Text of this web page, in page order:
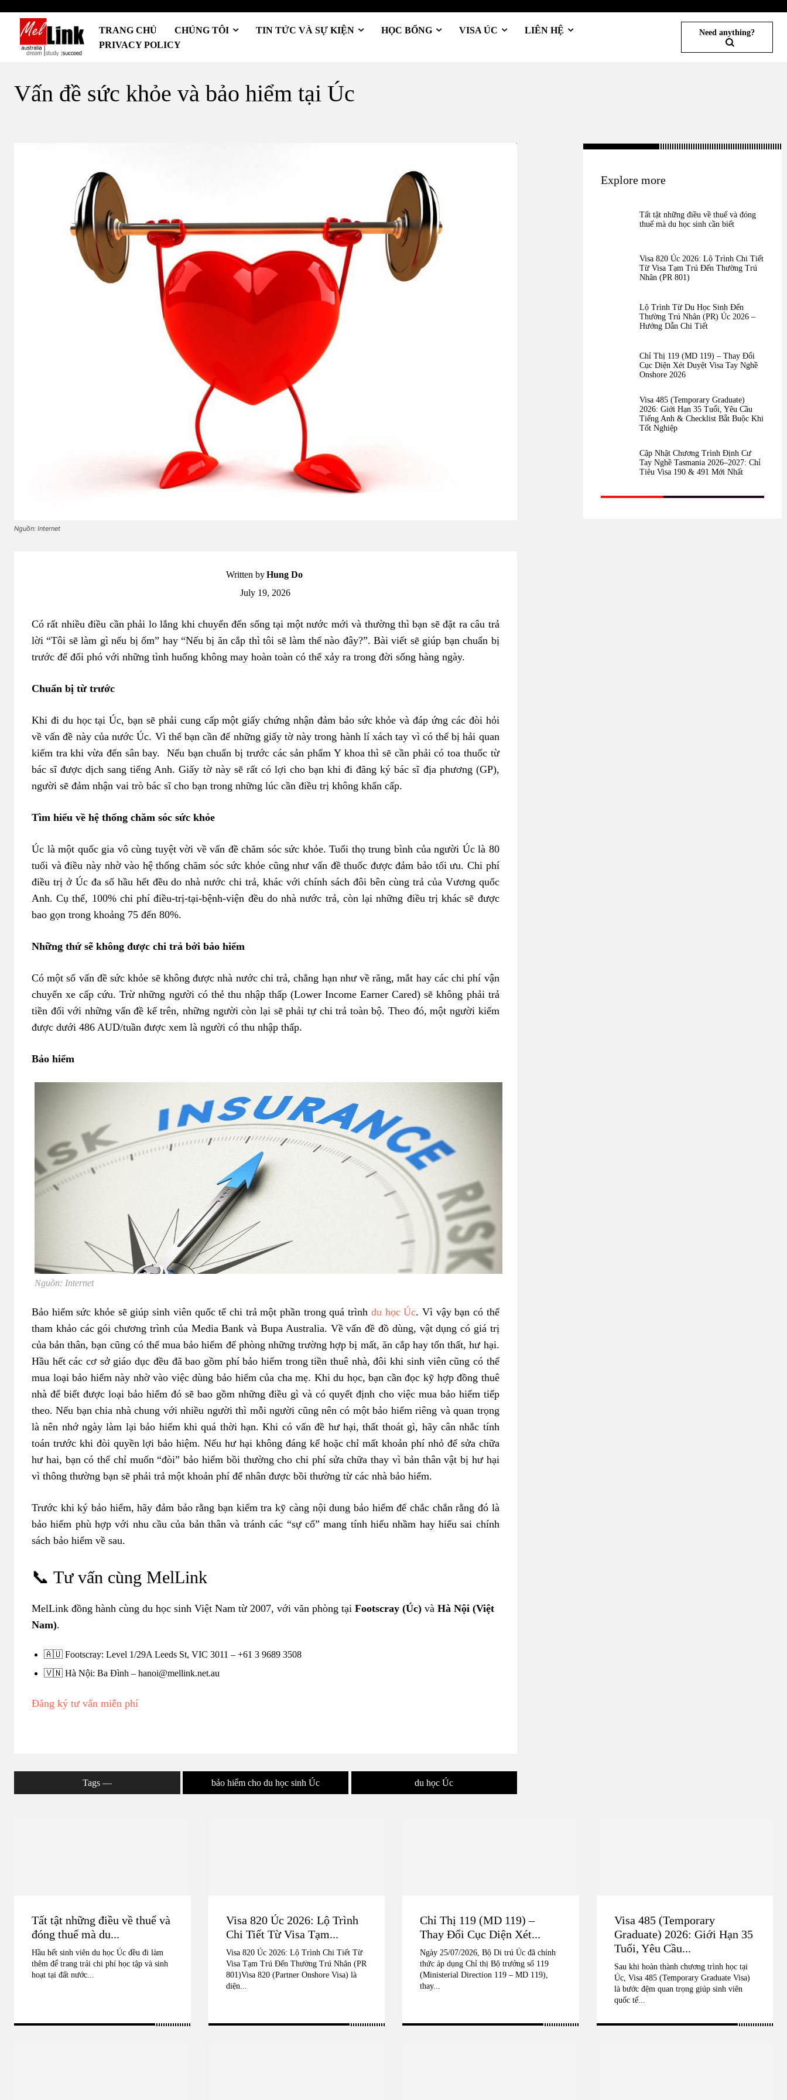
TRANG CHỦ CHÚNG TÔI TIN TỨC VÀ SỰ KIỆN HỌC BỔNG VISA ÚC
LIÊN HỆ
PRIVACY POLICY
Need anything?
Vấn đề sức khỏe và bảo hiểm tại Úc
Nguồn: Internet
Written byHung Do
July 19, 2026
Có rất nhiều điều cần phải lo lắng khi chuyển đến sống tại một nước mới và thường thì bạn sẽ đặt ra câu trả
lời “Tôi sẽ làm gì nếu bị ốm” hay “Nếu bị ăn cắp thì tôi sẽ làm thế nào đây?”. Bài viết sẽ giúp bạn chuẩn bị
trước để đối phó với những tình huống không may hoàn toàn có thể xảy ra trong đời sống hàng ngày.
Chuẩn bị từ trước
Khi đi du học tại Úc, bạn sẽ phải cung cấp một giấy chứng nhận đảm bảo sức khỏe và đáp ứng các đòi hỏi
về vấn đề này của nước Úc. Vì thế bạn cần để những giấy tờ này trong hành lí xách tay vì có thể bị hải quan
kiểm tra khi vừa đến sân bay. Nếu bạn chuẩn bị trước các sản phẩm Y khoa thì sẽ cần phải có toa thuốc từ
bác sĩ được dịch sang tiếng Anh. Giấy tờ này sẽ rất có lợi cho bạn khi đi đăng ký bác sĩ địa phương (GP),
người sẽ đảm nhận vai trò bác sĩ cho bạn trong những lúc cần điều trị không khẩn cấp.
Tìm hiểu về hệ thống chăm sóc sức khỏe
Úc là một quốc gia vô cùng tuyệt vời về vấn đề chăm sóc sức khỏe. Tuổi thọ trung bình của người Úc là 80
tuổi và điều này nhờ vào hệ thống chăm sóc sức khỏe cũng như vấn đề thuốc được đảm bảo tối ưu. Chi phí
điều trị ở Úc đa số hầu hết đều do nhà nước chi trả, khác với chính sách đôi bên cùng trả của Vương quốc
Anh. Cụ thể, 100% chi phí điều-trị-tại-bệnh-viện đều do nhà nước trả, còn lại những điều trị khác sẽ được
bao gọn trong khoảng 75 đến 80%.
Những thứ sẽ không được chi trả bởi bảo hiểm
Có một số vấn đề sức khỏe sẽ không được nhà nước chi trả, chẳng hạn như về răng, mắt hay các chi phí vận
chuyển xe cấp cứu. Trừ những người có thẻ thu nhập thấp (Lower Income Earner Cared) sẽ không phải trả
tiền đối với những vấn đề kể trên, những người còn lại sẽ phải tự chi trả toàn bộ. Theo đó, một người kiếm
được dưới 486 AUD/tuần được xem là người có thu nhập thấp.
Bảo hiểm
Nguồn: Internet
Bảo hiểm sức khỏe sẽ giúp sinh viên quốc tế chi trả một phần trong quá trình du học Úc. Vì vậy bạn có thể
tham khảo các gói chương trình của Media Bank và Bupa Australia. Về vấn đề đồ dùng, vật dụng có giá trị
của bản thân, bạn cũng có thể mua bảo hiểm để phòng những trường hợp bị mất, ăn cắp hay tổn thất, hư hại.
Hầu hết các cơ sở giáo dục đều đã bao gồm phí bảo hiểm trong tiền thuê nhà, đôi khi sinh viên cũng có thể
mua loại bảo hiểm này nhờ vào việc dùng bảo hiểm của cha mẹ. Khi du học, bạn cần đọc kỹ hợp đồng thuê
nhà để biết được loại bảo hiểm đó sẽ bao gồm những điều gì và có quyết định cho việc mua bảo hiểm tiếp
theo. Nếu bạn chia nhà chung với nhiều người thì mỗi người cũng nên có một bảo hiểm riêng và quan trọng
là nên nhớ ngày làm lại bảo hiểm khi quá thời hạn. Khi có vấn đề hư hại, thất thoát gì, hãy cân nhắc tính
toán trước khi đòi quyền lợi bảo hiệm. Nếu hư hại không đáng kể hoặc chỉ mất khoản phí nhỏ để sửa chữa
hư hai, bạn có thể chỉ muốn “đòi” bảo hiểm bồi thường cho chi phí sửa chữa thay vì bản thân vật bị hư hại
vì thông thường bạn sẽ phải trả một khoản phí để nhân được bồi thường từ các nhà bảo hiểm.
Trước khi ký bảo hiểm, hãy đảm bảo rằng bạn kiểm tra kỹ càng nội dung bảo hiểm để chắc chắn rằng đó là
bảo hiểm phù hợp với nhu cầu của bản thân và tránh các “sự cố” mang tính hiểu nhầm hay hiểu sai chính
sách bảo hiểm về sau.
📞 Tư vấn cùng MelLink
MelLink đồng hành cùng du học sinh Việt Nam từ 2007, với văn phòng tại Footscray (Úc) và Hà Nội (Việt
Nam).
🇦🇺 Footscray: Level 1/29A Leeds St, VIC 3011 – +61 3 9689 3508
🇻🇳 Hà Nội: Ba Đình – hanoi@mellink.net.au
Đăng ký tư vấn miễn phí
Tags ― bảo hiểm cho du học sinh Úc du học Úc
Explore more
Tất tật những điều về thuế và đóng
thuế mà du học sinh cần biết
Visa 820 Úc 2026: Lộ Trình Chi Tiết
Từ Visa Tạm Trú Đến Thường Trú
Nhân (PR 801)
Lộ Trình Từ Du Học Sinh Đến
Thường Trú Nhân (PR) Úc 2026 –
Hướng Dẫn Chi Tiết
Chỉ Thị 119 (MD 119) – Thay Đổi
Cục Diện Xét Duyệt Visa Tay Nghề
Onshore 2026
Visa 485 (Temporary Graduate)
2026: Giới Hạn 35 Tuổi, Yêu Cầu
Tiếng Anh & Checklist Bắt Buộc Khi
Tốt Nghiệp
Cập Nhật Chương Trình Định Cư
Tay Nghề Tasmania 2026–2027: Chỉ
Tiêu Visa 190 & 491 Mới Nhất
Tất tật những điều về thuế và
đóng thuế mà du...
Hầu hết sinh viên du học Úc đều đi làm
thêm để trang trải chi phí học tập và sinh
hoạt tại đất nước...
Visa 820 Úc 2026: Lộ Trình
Chi Tiết Từ Visa Tạm...
Visa 820 Úc 2026: Lộ Trình Chi Tiết Từ
Visa Tạm Trú Đến Thường Trú Nhân (PR
801)Visa 820 (Partner Onshore Visa) là
diện...
Chỉ Thị 119 (MD 119) –
Thay Đổi Cục Diện Xét...
Ngày 25/07/2026, Bộ Di trú Úc đã chính
thức áp dụng Chỉ thị Bộ trưởng số 119
(Ministerial Direction 119 – MD 119),
thay...
Visa 485 (Temporary
Graduate) 2026: Giới Hạn 35
Tuổi, Yêu Cầu...
Sau khi hoàn thành chương trình học tại
Úc, Visa 485 (Temporary Graduate Visa)
là bước đệm quan trọng giúp sinh viên
quốc tế...